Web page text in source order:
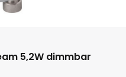
5,2W dimmbar